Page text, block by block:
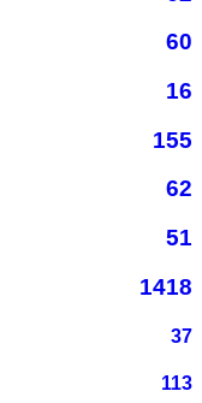
60
16
155
62
51
1418
37
113